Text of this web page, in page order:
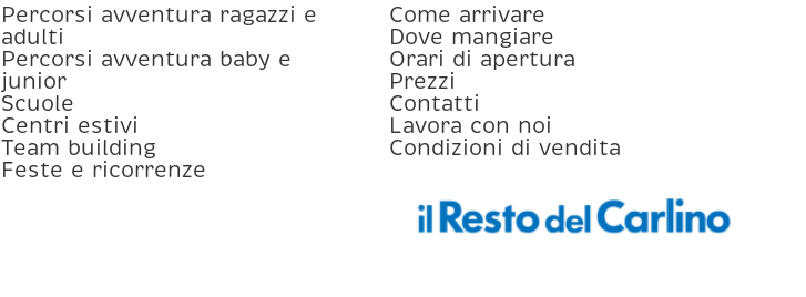
Percorsi avventura ragazzi e
adulti
Percorsi avventura baby e
junior
Scuole
Centri estivi
Team building
Feste e ricorrenze
Come arrivare
Dove mangiare
Orari di apertura
Prezzi
Contatti
Lavora con noi
Condizioni di vendita